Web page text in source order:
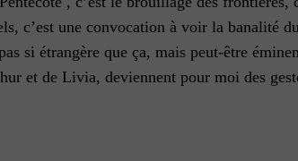
c’est une convocation à voir la banalité
si étrangère que ça, mais peut-être
et de Livia, deviennent pour moi des